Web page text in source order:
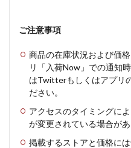
ご注意事項
商品の在庫状況および価
リ「入荷Now」での通知
はTwitterもしくはアプリ
ださい。
アクセスのタイミングに
が変更されている場合が
掲載するストアと価格に